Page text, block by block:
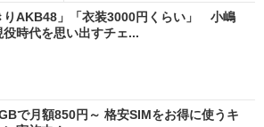
りAKB48」「衣装3000円くらい」 小嶋
役時代を思い出すチェ...
で月額850円～ 格安SIMをお得に使うキ